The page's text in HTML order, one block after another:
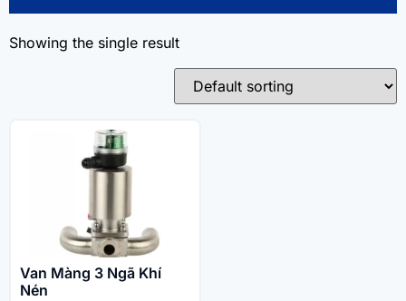
Showing the single result
Van Màng 3 Ngã Khí
Nén